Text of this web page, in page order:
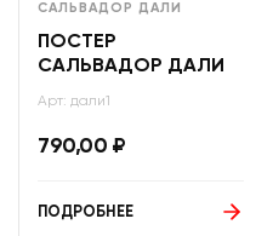
САЛЬВАДОР ДАЛИ
ПОСТЕР
САЛЬВАДОР ДАЛИ
Арт: дали1
790,00 ₽
ПОДРОБНЕЕ